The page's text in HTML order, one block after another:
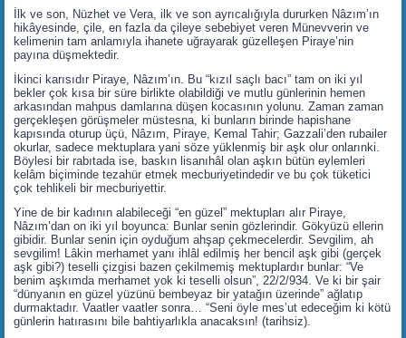
İlk ve son, Nüzhet ve Vera, ilk ve son ayrıcalığıyla dururken Nâzım’ın
hikâyesinde, çile, en fazla da çileye sebebiyet veren Münevverin ve
kelimenin tam anlamıyla ihanete uğrayarak güzelleşen Piraye’nin
payına düşmektedir.
İkinci karısıdır Piraye, Nâzım’ın. Bu “kızıl saçlı bacı” tam on iki yıl
bekler çok kısa bir süre birlikte olabildiği ve mutlu günlerinin hemen
arkasından mahpus damlarına düşen kocasının yolunu. Zaman zaman
gerçekleşen görüşmeler müstesna, ki bunların birinde hapishane
kapısında oturup üçü, Nâzım, Piraye, Kemal Tahir; Gazzali’den rubailer
okurlar, sadece mektuplara yani söze yüklenmiş bir aşk olur onlarınki.
Böylesi bir rabıtada ise, baskın lisanıhâl olan aşkın bütün eylemleri
kelâm biçiminde tezahür etmek mecburiyetindedir ve bu çok tüketici
çok tehlikeli bir mecburiyettir.
Yine de bir kadının alabileceği “en güzel” mektupları alır Piraye,
Nâzım’dan on iki yıl boyunca: Bunlar senin gözlerindir. Gökyüzü ellerin
gibidir. Bunlar senin için oyduğum ahşap çekmecelerdir. Sevgilim, ah
sevgilim! Lâkin merhamet yanı ihlâl edilmiş her bencil aşk gibi (gerçek
aşk gibi?) teselli çizgisi bazen çekilmemiş mektuplardır bunlar: “Ve
benim aşkımda merhamet yok ki teselli olsun”, 22/2/934. Ve ki bir şair
“dünyanın en güzel yüzünü bembeyaz bir yatağın üzerinde” ağlatıp
durmaktadır. Vaatler vaatler sonra… “Seni öyle mes’ut edeceğim ki kötü
günlerin hatırasını bile bahtiyarlıkla anacaksın! (tarihsiz).